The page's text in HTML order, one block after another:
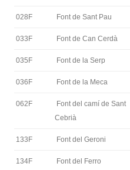
028F Font de Sant Pau
033F Font de Can Cerdà
035F Font de la Serp
036F Font de la Meca
062F
Font del camí de Sant
Cebrià
133F Font del Geroni
134F Font del Ferro